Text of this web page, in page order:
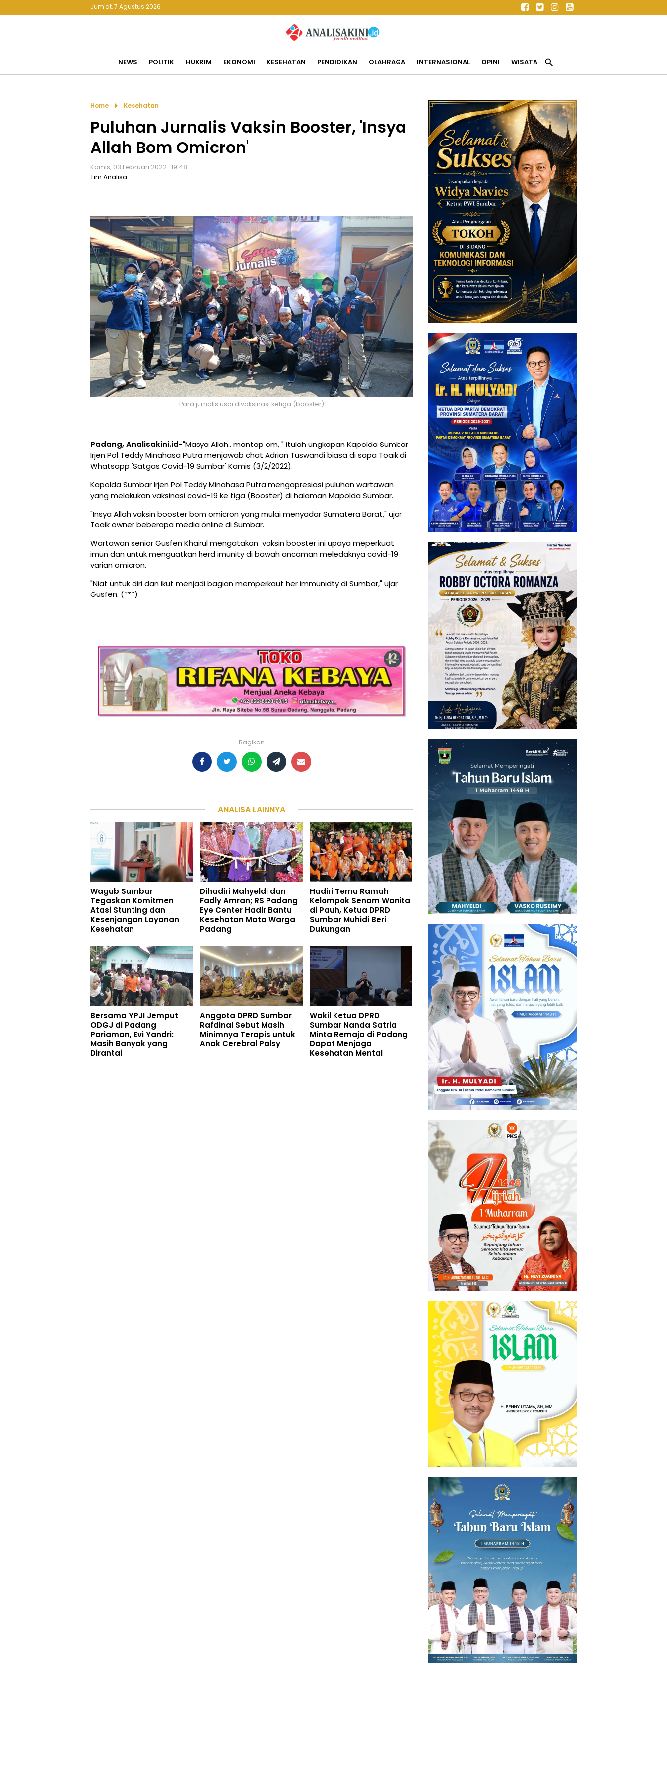
Jum'at, 7 Agustus 2026
NEWS POLITIK HUKRIM EKONOMI KESEHATAN PENDIDIKAN OLAHRAGA INTERNASIONAL OPINI WISATA search
Home arrow_right Kesehatan
Puluhan Jurnalis Vaksin Booster, 'Insya
Allah Bom Omicron'
Kamis, 03 Februari 2022 : 19.48
Tim Analisa
Para jurnalis usai divaksinasi ketiga (booster)
Padang, Analisakini.id-"Masya Allah.. mantap om, " itulah ungkapan Kapolda Sumbar
Irjen Pol Teddy Minahasa Putra menjawab chat Adrian Tuswandi biasa di sapa Toaik di
Whatsapp 'Satgas Covid-19 Sumbar' Kamis (3/2/2022).
Kapolda Sumbar Irjen Pol Teddy Minahasa Putra mengapresiasi puluhan wartawan
yang melakukan vaksinasi covid-19 ke tiga (Booster) di halaman Mapolda Sumbar.
"Insya Allah vaksin booster bom omicron yang mulai menyadar Sumatera Barat," ujar
Toaik owner beberapa media online di Sumbar.
Wartawan senior Gusfen Khairul mengatakan vaksin booster ini upaya meperkuat
imun dan untuk menguatkan herd imunity di bawah ancaman meledaknya covid-19
varian omicron.
"Niat untuk diri dan ikut menjadi bagian memperkaut her immunidty di Sumbar," ujar
Gusfen. (***)
Bagikan
ANALISA LAINNYA
Wagub Sumbar
Tegaskan Komitmen
Atasi Stunting dan
Kesenjangan Layanan
Kesehatan
Dihadiri Mahyeldi dan
Fadly Amran; RS Padang
Eye Center Hadir Bantu
Kesehatan Mata Warga
Padang
Hadiri Temu Ramah
Kelompok Senam Wanita
di Pauh, Ketua DPRD
Sumbar Muhidi Beri
Dukungan
Bersama YPJI Jemput
ODGJ di Padang
Pariaman, Evi Yandri:
Masih Banyak yang
Dirantai
Anggota DPRD Sumbar
Rafdinal Sebut Masih
Minimnya Terapis untuk
Anak Cerebral Palsy
Wakil Ketua DPRD
Sumbar Nanda Satria
Minta Remaja di Padang
Dapat Menjaga
Kesehatan Mental